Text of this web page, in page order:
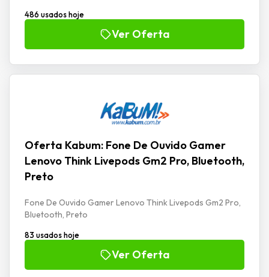
486 usados hoje
Ver Oferta
Oferta Kabum: Fone De Ouvido Gamer
Lenovo Think Livepods Gm2 Pro, Bluetooth,
Preto
Fone De Ouvido Gamer Lenovo Think Livepods Gm2 Pro,
Bluetooth, Preto
83 usados hoje
Ver Oferta